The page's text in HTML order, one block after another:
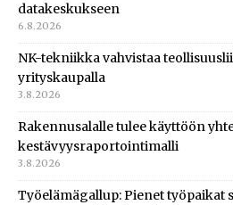
datakeskukseen
6.8.2026
NK-tekniikka vahvistaa
yrityskaupalla
3.8.2026
Rakennusalalle tulee käyttöön
kestävyysraportointimalli
3.8.2026
Työelämägallup: Pienet työpaikat